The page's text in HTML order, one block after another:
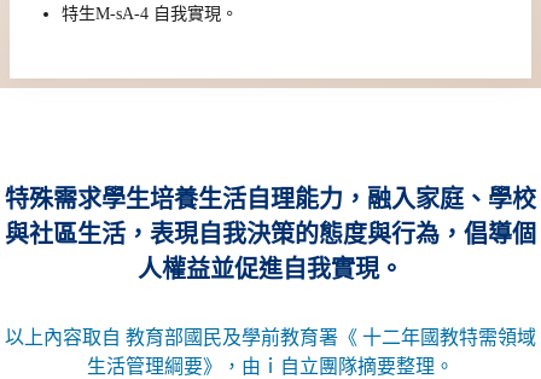
特生M-sA-4 自我實現。
特殊需求學生培養生活自理能力，融入家庭、學校
與社區生活，表現自我決策的態度與行為，倡導個
人權益並促進自我實現。
以上內容取自 教育部國民及學前教育署《 十二年國教特需領域
生活管理綱要》，由ｉ自立團隊摘要整理。